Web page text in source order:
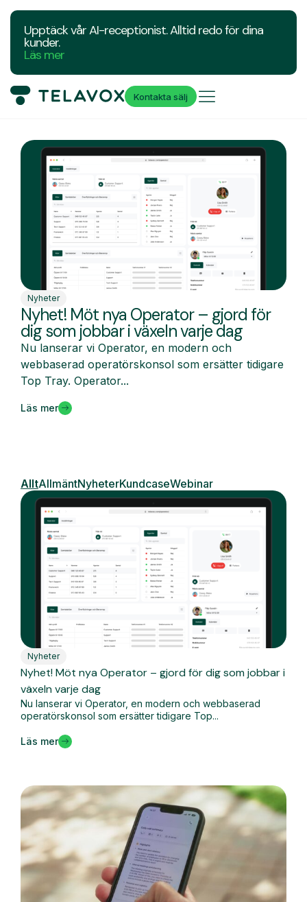
Upptäck vår AI-receptionist. Alltid redo för dina
kunder.
Läs mer
Kontakta sälj
Nyheter
Nyhet! Möt nya Operator – gjord för
dig som jobbar i växeln varje dag
Nu lanserar vi Operator, en modern och
webbaserad operatörskonsol som ersätter tidigare
Top Tray. Operator...
Läs mer
AlltAllmäntNyheterKundcaseWebinar
Nyheter
Nyhet! Möt nya Operator – gjord för dig som jobbar i
växeln varje dag
Nu lanserar vi Operator, en modern och webbaserad
operatörskonsol som ersätter tidigare Top...
Läs mer